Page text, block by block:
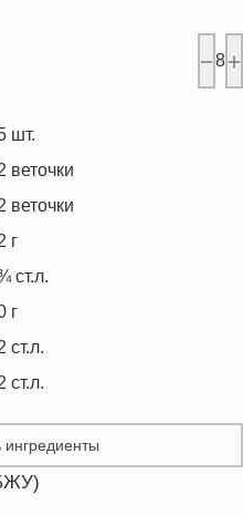
8
шт.
веточки
веточки
г
ст.л.
г
ст.л.
ст.л.
ингредиенты